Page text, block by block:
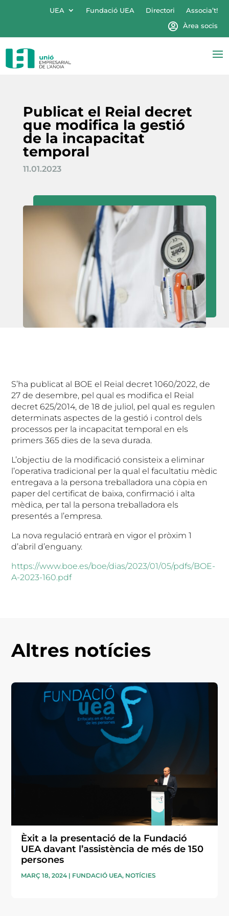
UEA Fundació UEA Directori
Associa’t!
Àrea socis
Publicat el Reial decret
que modifica la gestió
de la incapacitat
temporal
11.01.2023
S’ha publicat al BOE el Reial decret 1060/2022, de
27 de desembre, pel qual es modifica el Reial
decret 625/2014, de 18 de juliol, pel qual es regulen
determinats aspectes de la gestió i control dels
processos per la incapacitat temporal en els
primers 365 dies de la seva durada.
L’objectiu de la modificació consisteix a eliminar
l’operativa tradicional per la qual el facultatiu mèdic
entregava a la persona treballadora una còpia en
paper del certificat de baixa, confirmació i alta
mèdica, per tal la persona treballadora els
presentés a l’empresa.
La nova regulació entrarà en vigor el pròxim 1
d’abril d’enguany.
https://www.boe.es/boe/dias/2023/01/05/pdfs/BOE-
A-2023-160.pdf
Altres notícies
Èxit a la presentació de la Fundació
UEA davant l’assistència de més de 150
persones
MARÇ 18, 2024 | FUNDACIÓ UEA, NOTÍCIES